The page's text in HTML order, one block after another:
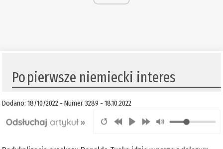
Po pierwsze niemiecki interes
Dodano: 18/10/2022 - Numer 3289 - 18.10.2022